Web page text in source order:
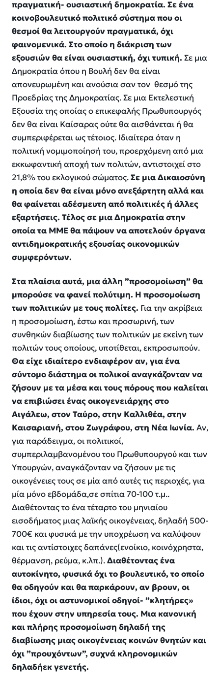
πραγματική- ουσιαστική δημοκρατία. Σε ένα
κοινοβουλευτικό πολιτικό σύστημα που οι
θεσμοί θα λειτουργούν πραγματικά, όχι
φαινομενικά. Στο οποίο η διάκριση των
εξουσιών θα είναι ουσιαστική, όχι τυπική. Σε μια
Δημοκρατίαόπου η Βουλή δεν θα είναι
απονευρωμένη και ανούσια σαν τον θεσμό της
Προεδρίας της Δημοκρατίας. Σε μια Εκτελεστική
Εξουσία της οποίας ο επικεφαλής Πρωθυπουργός
δεν θα είναι Καίσαρας ούτε θα αισθάνεται ή θα
συμπεριφέρεται ως τέτοιος. Ιδιαίτεραόταν η
πολιτική νομιμοποίησή του, προερχόμενη από μια
εκκωφαντική αποχή των πολιτών, αντιστοιχεί στο
21,8% του εκλογικού σώματος.Σε μια Δικαιοσύνη
η οποία δεν θα είναι μόνο ανεξάρτητη αλλά και
θα φαίνεται αδέσμευτη από πολιτικές ή άλλες
εξαρτήσεις. Τέλος σε μια Δημοκρατία στην
οποία τα ΜΜΕ θα πάψουν να αποτελούν όργανα
αντιδημοκρατικήςεξουσίας οικονομικών
συμφερόντων.
Στα πλαίσια αυτά, μια άλλη ”προσομοίωση” θα
μπορούσε να φανεί πολύτιμη. Η προσομοίωση
των πολιτικών με τους πολίτες. Για την ακρίβεια
η προσομοίωση, έστω και προσωρινή, των
συνθηκών διαβίωσης των πολιτικών με εκείνη των
πολιτών τους οποίους, υποτίθεται, εκπροσωπούν.
Θα είχε ιδιαίτερο ενδιαφέρον αν, για ένα
σύντομο διάστημα οι πολικοί αναγκάζονταν να
ζήσουν με τα μέσα και τους πόρους που καλείται
να επιβιώσει ένας οικογενειάρχης στο
Αιγάλεω, στον Ταύρο, στην Καλλιθέα, στην
Καισαριανή, στου Ζωγράφου, στη Νέα Ιωνία. Αν,
για παράδειγμα, οι πολιτικοί,
συμπεριλαμβανομένου του Πρωθυπουργού και των
Υπουργών, αναγκάζονταν να ζήσουν με τις
οικογένειες τους σε μία από αυτές τις περιοχές,για
μία μόνο εβδομάδα,σε σπίτια 70-100 τ.μ..
Διαθέτοντας το ένα τέταρτο του μηνιαίου
εισοδήματος μιας λαϊκής οικογένειας, δηλαδή 500-
700€ και φυσικά με την υποχρέωση να καλύψουν
και τις αντίστοιχες δαπάνες(ενοίκιο, κοινόχρηστα,
θέρμανση, ρεύμα, κ.λπ.).Διαθέτοντας ένα
αυτοκίνητο, φυσικά όχι το βουλευτικό, το οποίο
θα οδηγούν και θα παρκάρουν, αν βρουν, οι
ίδιοι, όχι οι αστυνομικοίοδηγοί- ”κλητήρες»
που έχουν στην υπηρεσία τους. Μια κανονική
και πλήρηςπροσομοίωση δηλαδή της
διαβίωσης μιας οικογένειας κοινών θνητών και
όχι”προυχόντων”, συχνά κληρονομικών
δηλαδήεκ γενετής.